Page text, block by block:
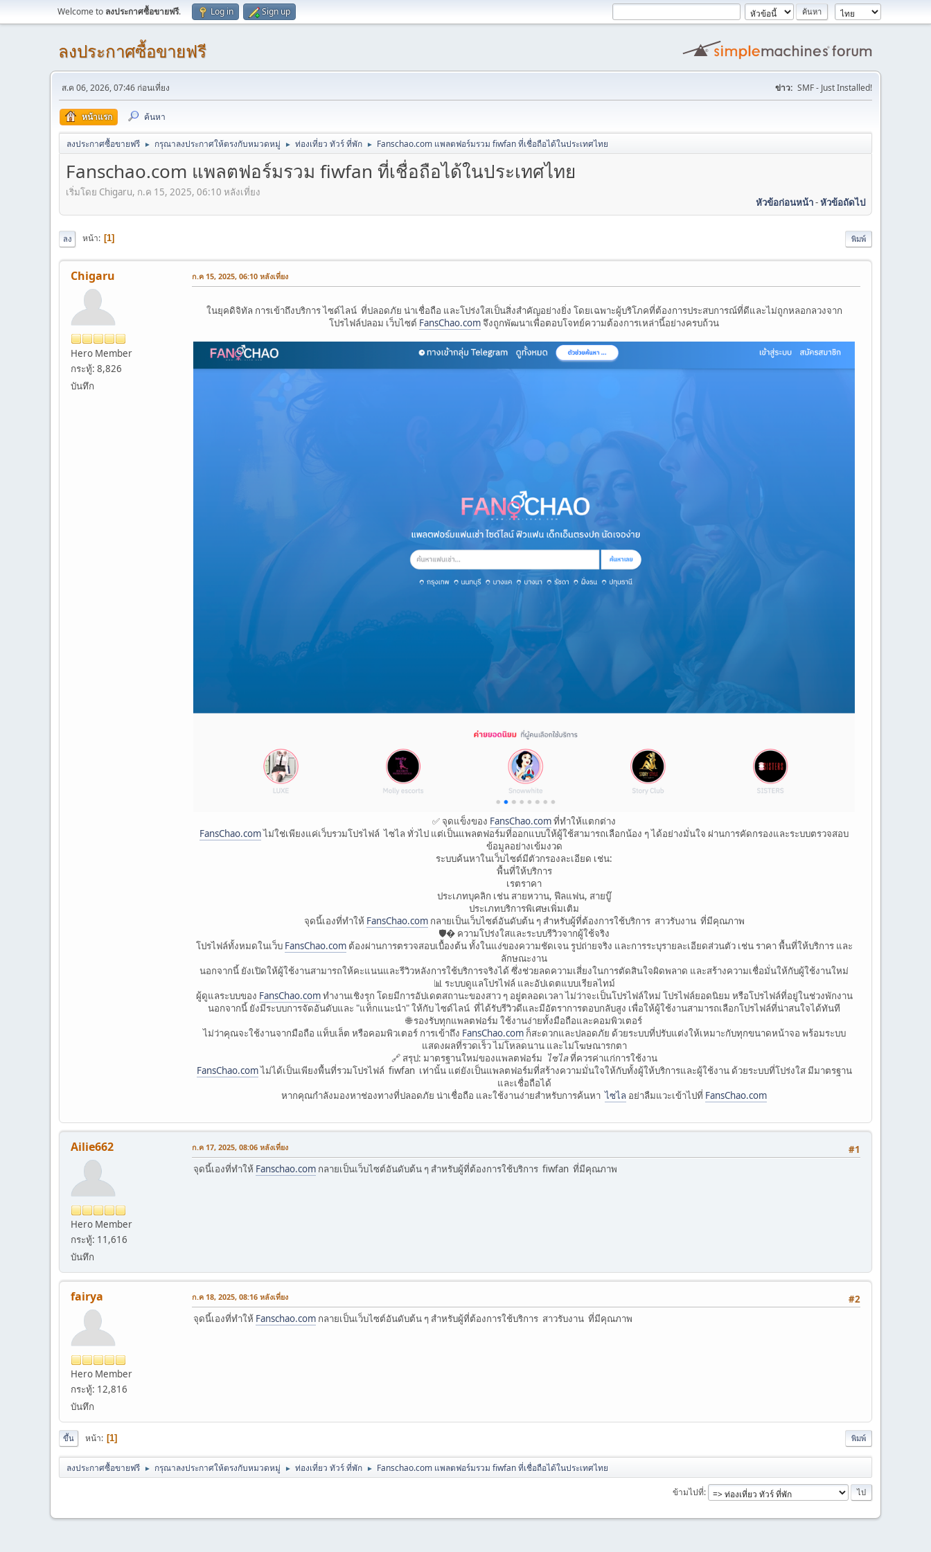
Welcome to ลงประกาศซื้อขายฟรี. Log in Sign up
ลงประกาศซื้อขายฟรี
ส.ค 06, 2026, 07:46 ก่อนเที่ยง ข่าว: SMF - Just Installed!
หน้าแรก ค้นหา
ลงประกาศซื้อขายฟรี ► กรุณาลงประกาศให้ตรงกับหมวดหมู่ ► ท่องเที่ยว ทัวร์ ที่พัก ► Fanschao.com แพลตฟอร์มรวม fiwfan ที่เชื่อถือได้ในประเทศไทย
Fanschao.com แพลตฟอร์มรวม fiwfan ที่เชื่อถือได้ในประเทศไทย
เริ่มโดย Chigaru, ก.ค 15, 2025, 06:10 หลังเที่ยง
หัวข้อก่อนหน้า-หัวข้อถัดไป
พิมพ์
ลง หน้า 1
Chigaru
Hero Member
กระทู้: 8,826
บันทึก
ก.ค 15, 2025, 06:10 หลังเที่ยง
ในยุคดิจิทัล การเข้าถึงบริการ ไซด์ไลน์ ที่ปลอดภัย น่าเชื่อถือ และโปร่งใสเป็นสิ่งสำคัญอย่างยิ่ง โดยเฉพาะผู้บริโภคที่ต้องการประสบการณ์ที่ดีและไม่ถูกหลอกลวงจาก
โปรไฟล์ปลอม เว็บไซต์ FansChao.comจึงถูกพัฒนาเพื่อตอบโจทย์ความต้องการเหล่านี้อย่างครบถ้วน
✅ จุดแข็งของ FansChao.comที่ทำให้แตกต่าง
FansChao.comไม่ใช่เพียงแค่เว็บรวมโปรไฟล์ ไซไล ทั่วไป แต่เป็นแพลตฟอร์มที่ออกแบบให้ผู้ใช้สามารถเลือกน้อง ๆ ได้อย่างมั่นใจ ผ่านการคัดกรองและระบบตรวจสอบ
ข้อมูลอย่างเข้มงวด
ระบบค้นหาในเว็บไซต์มีตัวกรองละเอียด เช่น:
พื้นที่ให้บริการ
เรตราคา
ประเภทบุคลิก เช่น สายหวาน, ฟีลแฟน, สายบู๊
ประเภทบริการพิเศษเพิ่มเติม
จุดนี้เองที่ทำให้ FansChao.comกลายเป็นเว็บไซต์อันดับต้น ๆ สำหรับผู้ที่ต้องการใช้บริการ สาวรับงาน ที่มีคุณภาพ
🛡� ความโปร่งใสและระบบรีวิวจากผู้ใช้จริง
โปรไฟล์ทั้งหมดในเว็บ FansChao.comต้องผ่านการตรวจสอบเบื้องต้น ทั้งในแง่ของความชัดเจน รูปถ่ายจริง และการระบุรายละเอียดส่วนตัว เช่น ราคา พื้นที่ให้บริการ และ
ลักษณะงาน
นอกจากนี้ ยังเปิดให้ผู้ใช้งานสามารถให้คะแนนและรีวิวหลังการใช้บริการจริงได้ ซึ่งช่วยลดความเสี่ยงในการตัดสินใจผิดพลาด และสร้างความเชื่อมั่นให้กับผู้ใช้งานใหม่
📊 ระบบดูแลโปรไฟล์ และอัปเดตแบบเรียลไทม์
ผู้ดูแลระบบของ FansChao.comทำงานเชิงรุก โดยมีการอัปเดตสถานะของสาว ๆ อยู่ตลอดเวลา ไม่ว่าจะเป็นโปรไฟล์ใหม่ โปรไฟล์ยอดนิยม หรือโปรไฟล์ที่อยู่ในช่วงพักงาน
นอกจากนี้ ยังมีระบบการจัดอันดับและ "แท็กแนะนำ" ให้กับ ไซด์ไลน์ ที่ได้รับรีวิวดีและมีอัตราการตอบกลับสูง เพื่อให้ผู้ใช้งานสามารถเลือกโปรไฟล์ที่น่าสนใจได้ทันที
🌐 รองรับทุกแพลตฟอร์ม ใช้งานง่ายทั้งมือถือและคอมพิวเตอร์
ไม่ว่าคุณจะใช้งานจากมือถือ แท็บเล็ต หรือคอมพิวเตอร์ การเข้าถึง FansChao.comก็สะดวกและปลอดภัย ด้วยระบบที่ปรับแต่งให้เหมาะกับทุกขนาดหน้าจอ พร้อมระบบ
แสดงผลที่รวดเร็ว ไม่โหลดนาน และไม่โฆษณารกตา
🔗 สรุป: มาตรฐานใหม่ของแพลตฟอร์ม ไซไลที่ควรค่าแก่การใช้งาน
FansChao.comไม่ได้เป็นเพียงพื้นที่รวมโปรไฟล์ fiwfan เท่านั้น แต่ยังเป็นแพลตฟอร์มที่สร้างความมั่นใจให้กับทั้งผู้ให้บริการและผู้ใช้งาน ด้วยระบบที่โปร่งใส มีมาตรฐาน
และเชื่อถือได้
หากคุณกำลังมองหาช่องทางที่ปลอดภัย น่าเชื่อถือ และใช้งานง่ายสำหรับการค้นหาไซไล อย่าลืมแวะเข้าไปที่ FansChao.com
Ailie662
Hero Member
กระทู้: 11,616
บันทึก
#1
ก.ค 17, 2025, 08:06 หลังเที่ยง
จุดนี้เองที่ทำให้ Fanschao.com กลายเป็นเว็บไซต์อันดับต้น ๆ สำหรับผู้ที่ต้องการใช้บริการ fiwfan ที่มีคุณภาพ
fairya
Hero Member
กระทู้: 12,816
บันทึก
#2
ก.ค 18, 2025, 08:16 หลังเที่ยง
จุดนี้เองที่ทำให้ Fanschao.com กลายเป็นเว็บไซต์อันดับต้น ๆ สำหรับผู้ที่ต้องการใช้บริการ สาวรับงาน ที่มีคุณภาพ
พิมพ์
ขึ้น หน้า 1
ลงประกาศซื้อขายฟรี ► กรุณาลงประกาศให้ตรงกับหมวดหมู่ ► ท่องเที่ยว ทัวร์ ที่พัก ► Fanschao.com แพลตฟอร์มรวม fiwfan ที่เชื่อถือได้ในประเทศไทย
ข้ามไปที่